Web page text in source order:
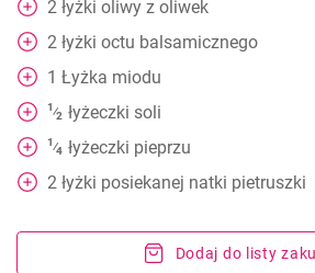
2 łyżki oliwy z oliwek
2 łyżki octu balsamicznego
1 Łyżka miodu
1⁄2 łyżeczki soli
1⁄4 łyżeczki pieprzu
2 łyżki posiekanej natki pietruszki
Dodaj do listy